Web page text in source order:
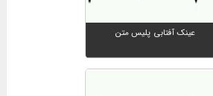
عینک آفتابی پلیس متن